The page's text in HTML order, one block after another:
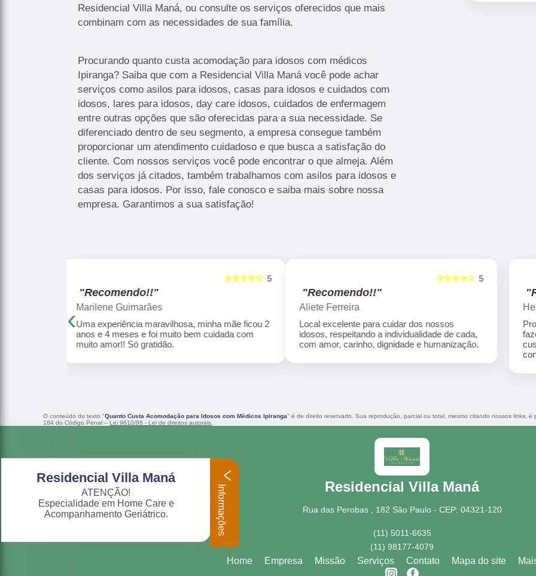
Residencial Villa Maná, ou consulte os serviços oferecidos que mais
combinam com as necessidades de sua família.
Procurando quanto custa acomodação para idosos com médicos
Ipiranga? Saiba que com a Residencial Villa Maná você pode achar
serviços como asilos para idosos, casas para idosos e cuidados com
idosos, lares para idosos, day care idosos, cuidados de enfermagem
entre outras opções que são oferecidas para a sua necessidade. Se
diferenciado dentro de seu segmento, a empresa consegue também
proporcionar um atendimento cuidadoso e que busca a satisfação do
cliente. Com nossos serviços você pode encontrar o que almeja. Além
dos serviços já citados, também trabalhamos com asilos para idosos e
casas para idosos. Por isso, fale conosco e saiba mais sobre nossa
empresa. Garantimos a sua satisfação!
5
☆☆☆☆☆
"Recomendo!!"
Aliete Ferreira
Local excelente para cuidar dos nossos
idosos, respeitando a individualidade de cada,
com amor, carinho, dignidade e humanização.
☆☆☆☆☆
"Recomendo!!"
Henrique Ofugi Ono
Profissionais que demonstram gostar do que
fazem...e ai só pode resultar em atendimento
customizado, ambiente agradável e totalmente
‹
O conteúdo do texto "Quanto Custa Acomodação para Idosos com Médicos Ipiranga" é de direito reservado. Sua reprodução, parcial ou total, mesmo citando nossos links,
184 do Código Penal – Lei 9610/98 - Lei de direitos autorais
Residencial Villa Maná
Rua das Perobas , 182 São Paulo - CEP: 04321-120
(11) 5011-6635
(11) 98177-4079
Home Empresa Missão Serviços Contato Mapa do site
Residencial Villa Maná
ATENÇÃO!
Especialidade em Home Care e
Acompanhamento Geriátrico.
Informações